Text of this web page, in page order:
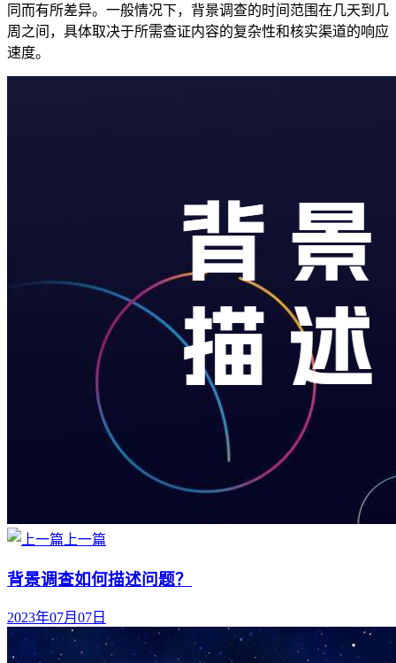
同而有所差异。一般情况下，背景调查的时间范围在几天到几
周之间，具体取决于所需查证内容的复杂性和核实渠道的响应
速度。
上一篇
背景调查如何描述问题？
2023年07月07日